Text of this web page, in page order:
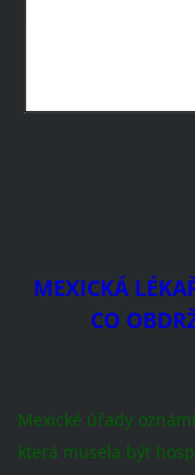
MEXICKÁ
CO
Mexické úřady
která musela být